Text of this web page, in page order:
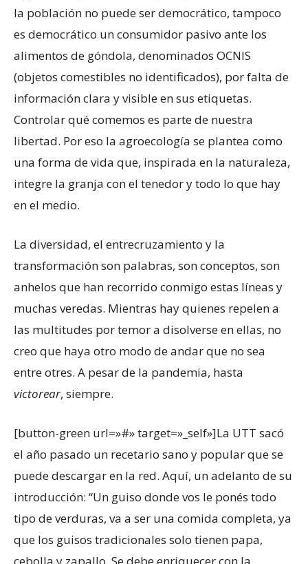
la población no puede ser democrático, tampoco
es democrático un consumidor pasivo ante los
alimentos de góndola, denominados OCNIS
(objetos comestibles no identificados), por falta de
información clara y visible en sus etiquetas.
Controlar qué comemos es parte de nuestra
libertad. Por eso la agroecología se plantea como
una forma de vida que, inspirada en la naturaleza,
integre la granja con el tenedor y todo lo que hay
en el medio.
La diversidad, el entrecruzamiento y la
transformación son palabras, son conceptos, son
anhelos que han recorrido conmigo estas líneas y
muchas veredas. Mientras hay quienes repelen a
las multitudes por temor a disolverse en ellas, no
creo que haya otro modo de andar que no sea
entre otres. A pesar de la pandemia, hasta
victorear, siempre.
[button-green url=»#» target=»_self»]La UTT sacó
el año pasado un recetario sano y popular que se
puede descargar en la red. Aquí, un adelanto de su
introducción: “Un guiso donde vos le ponés todo
tipo de verduras, va a ser una comida completa, ya
que los guisos tradicionales solo tienen papa,